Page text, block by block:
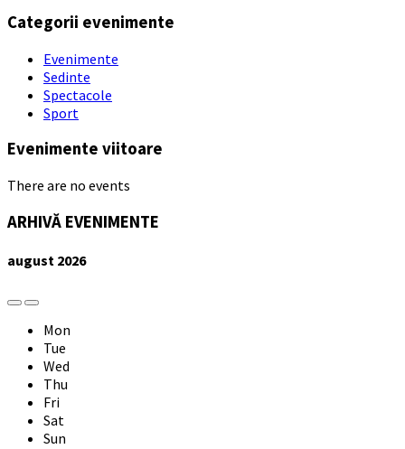
Categorii evenimente
Evenimente
Sedinte
Spectacole
Sport
Evenimente viitoare
There are no events
ARHIVĂ EVENIMENTE
august 2026
Previous
Month
Next
Month
Mon
Tue
Wed
Thu
Fri
Sat
Sun